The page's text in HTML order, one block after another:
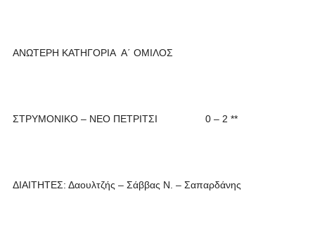
ΑΝΩΤΕΡΗ ΚΑΤΗΓΟΡΙΑ Α΄ ΟΜΙΛΟΣ
ΣΤΡΥΜΟΝΙΚΟ – ΝΕΟ ΠΕΤΡΙΤΣΙ 0 – 2 **
ΔΙΑΙΤΗΤΕΣ: Δαουλτζής – Σάββας Ν. – Σαπαρδάνης